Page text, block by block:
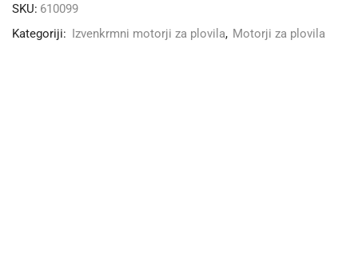
SKU: 610099
Kategoriji:
Izvenkrmni motorji za plovila, Motorji za plovila